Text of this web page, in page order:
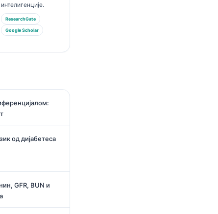
интелигенције.
ResearchGate
Google Scholar
од дијабетеса
GFR, BUN и